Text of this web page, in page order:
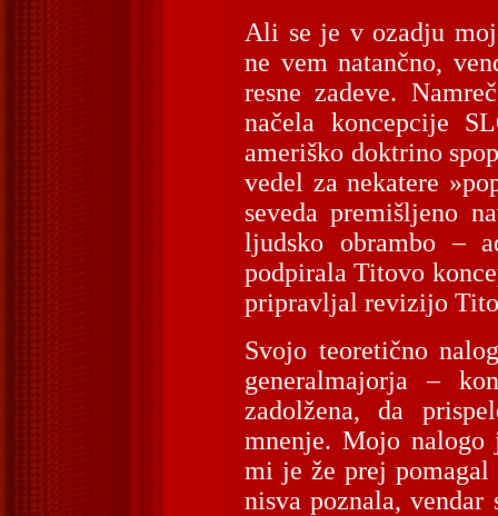
Ali se je v ozadju
ne vem natančno,
resne zadeve.
načela koncepcije
ameriško doktrino
vedel za nekatere
seveda premišljeno
ljudsko obrambo –
podpirala Titovo
pripravljal revizijo
Svojo teoretično
generalmajorja –
zadolžena, da
mnenje. Mojo nalogo
mi je že prej pomagal
nisva poznala,